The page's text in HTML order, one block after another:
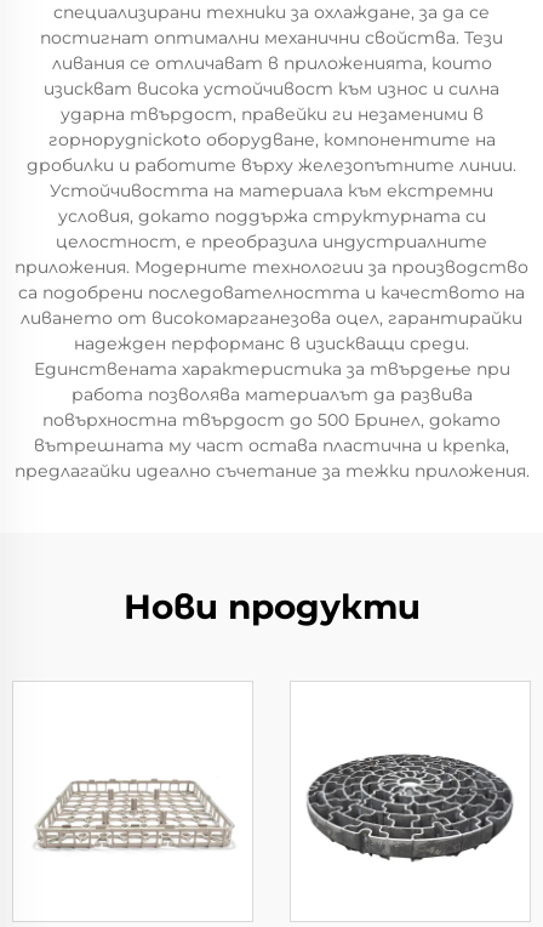
специализирани техники за охлаждане, за да се
постигнат оптимални механични свойства. Тези
ливания се отличават в приложенията, които
изискват висока устойчивост към износ и силна
ударна твърдост, правейки ги незаменими в
горнорудnickoto оборудване, компонентите на
дробилки и работите върху железопътните линии.
Устойчивостта на материала към екстремни
условия, докато поддържа структурната си
целостност, е преобразила индустриалните
приложения. Модерните технологии за производство
са подобрени последователността и качеството на
ливането от високомарганезова оцел, гарантирайки
надежден перформанс в изискващи среди.
Единствената характеристика за твърдење при
работа позволява материалът да развива
повърхностна твърдост до 500 Бринел, докато
вътрешната му част остава пластична и крепка,
предлагайки идеално съчетание за тежки приложения.
Нови продукти